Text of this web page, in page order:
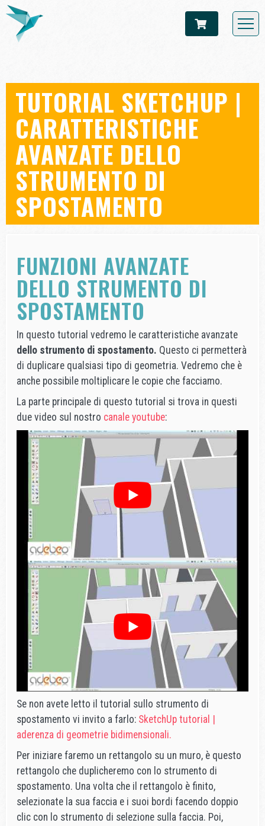
TUTORIAL SKETCHUP |
CARATTERISTICHE
AVANZATE DELLO
STRUMENTO DI
SPOSTAMENTO
FUNZIONI AVANZATE
DELLO STRUMENTO DI
SPOSTAMENTO
In questo tutorial vedremo le caratteristiche avanzate
dello strumento di spostamento. Questo ci permetterà
di duplicare qualsiasi tipo di geometria. Vedremo che è
anche possibile moltiplicare le copie che facciamo.
La parte principale di questo tutorial si trova in questi
due video sul nostro canale youtube:
Se non avete letto il tutorial sullo strumento di
spostamento vi invito a farlo: SketchUp tutorial |
aderenza di geometrie bidimensionali.
Per iniziare faremo un rettangolo su un muro, è questo
rettangolo che duplicheremo con lo strumento di
spostamento. Una volta che il rettangolo è finito,
selezionate la sua faccia e i suoi bordi facendo doppio
clic con lo strumento di selezione sulla faccia. Poi,